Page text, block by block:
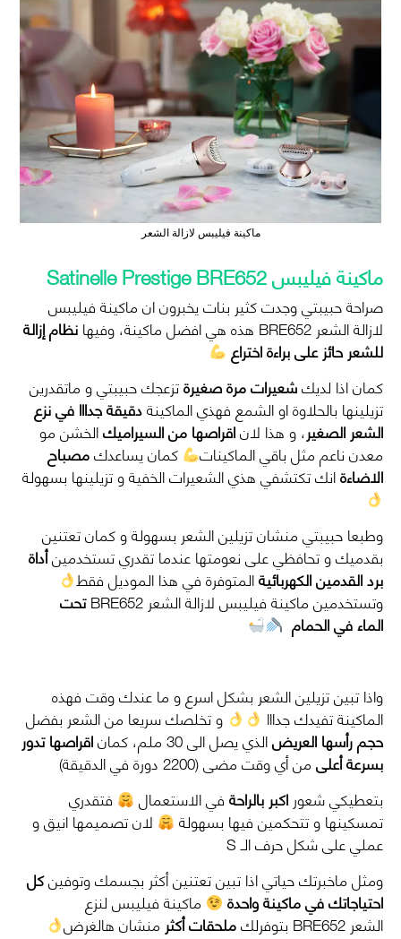
ماكينة فيليبس لازالة الشعر
ماكينة فيليبس Satinelle Prestige BRE652
صراحة حبيبتي وجدت كثير بنات يخبرون ان ماكينة فيليبس
لازالة الشعر BRE652 هذه هي افضل ماكينة، وفيها نظام إزالة
للشعر حائز على براءة اختراع
كمان اذا لديكشعيرات مرة صغيرةتزعجك حبيبتي و ماتقدرين
تزيلينها بالحلاوة او الشمع فهذي الماكينةدقيقة جدااا في نزع
الشعر الصغير، و هذا لاناقراصها من السيراميكالخشن مو
معدن ناعم مثل باقي الماكينات كمان يساعدكمصباح
الاضاءةانك تكتشفي هذي الشعيرات الخفية و تزيلينها بسهولة
وطبعا حبيبتيمنشان تزيلين الشعر بسهولة و كمان تعتنين
بقدميك و تحافظي على نعومتها عندما تقدري تستخدمينأداة
برد القدمين الكهربائيةالمتوفرة في هذا الموديل فقط
وتستخدمين ماكينة فيليبس لازالة الشعر BRE652تحت
الماء في الحمام
واذا تبين تزيلين الشعر بشكل اسرع و ما عندك وقت فهذه
الماكينة تفيدك جدااا و تخلصك سريعا من الشعر بفضل
حجم رأسها العريضالذي يصل الى 30 ملم، كمان اقراصها تدور
بسرعة أعلىمن أي وقت مضى (2200 دورة في الدقيقة)
بتعطيكي شعور اكبر بالراحةفي الاستعمال فتقدري
تمسكينها و تتحكمين فيها بسهولة لان تصميمها انيق و
عملي على شكل حرف الـ S
ومثل ماخبرتك حياتي اذا تبين تعتنين أكثر بجسمك وتوفينكل
احتياجاتك في ماكينة واحدة ماكينة فيليبس لنزع
الشعر BRE652 بتوفرلك ملحقات أكثر منشان هالغرض